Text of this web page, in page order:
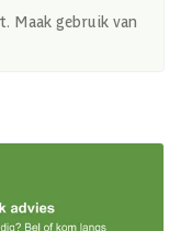
Maak gebruik van